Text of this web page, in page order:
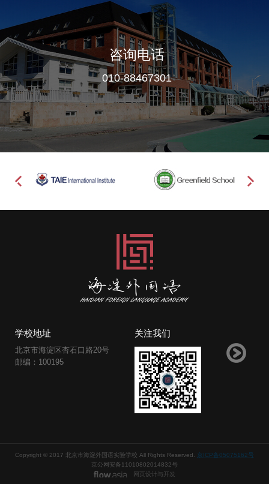
咨询电话
010-88467301
学校地址
北京市海淀区杏石口路20号
邮编：100195
关注我们
Copyright © 2017 北京市海淀外国语实验学校 All Rights Reserved. 京ICP备05075162号
京公网安备11010802014832号
网页设计与开发